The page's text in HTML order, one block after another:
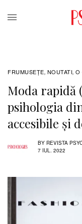
FRUMUSEȚE, NOUTATI, O
Moda rapidă
psihologia
accesibile și
BY REVISTA
7 IUL. 2022